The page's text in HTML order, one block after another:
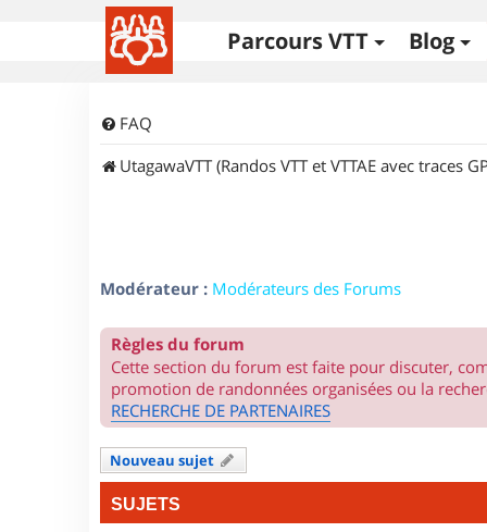
Parcours VTT Blog
FAQ
UtagawaVTT (Randos VTT et VTTAE avec traces
Modérateur : Modérateurs des Forums
Règles du forum
Cette section du forum est faite pour discuter,
promotion de randonnées organisées ou la
RECHERCHE DE PARTENAIRES
Nouveau sujet
SUJETS